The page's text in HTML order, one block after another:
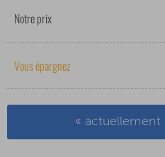
Notre prix
Vous épargnez
« actuellement